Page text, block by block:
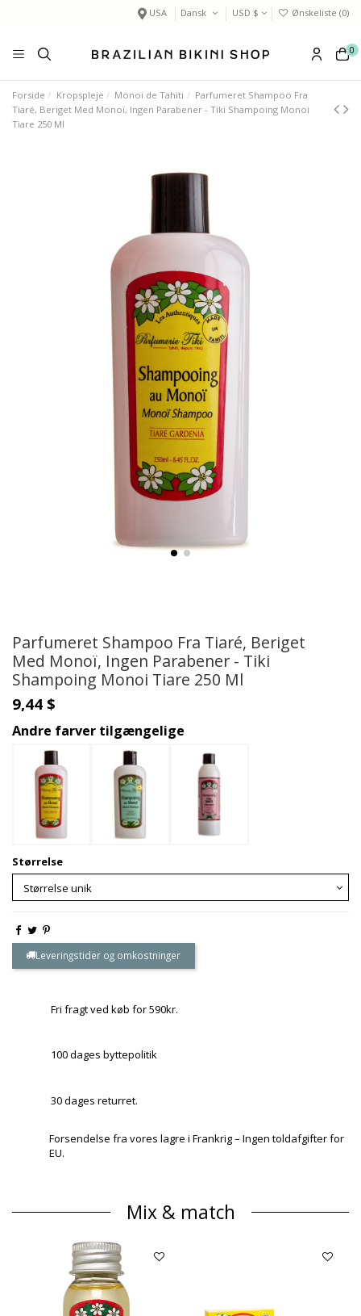
USA Dansk USD $ Ønskeliste (0)
0
Forside Kropspleje Monoi de Tahiti
Parfumeret Shampoo Fra
Tiaré, Beriget Med Monoï, Ingen Parabener - Tiki Shampoing Monoi
Tiare 250 Ml
Parfumeret Shampoo Fra Tiaré, Beriget
Med Monoï, Ingen Parabener - Tiki
Shampoing Monoi Tiare 250 Ml
9,44 $
Andre farver tilgængelige
Størrelse
Leveringstider og omkostninger
Fri fragt ved køb for 590kr.
100 dages byttepolitik
30 dages returret.
Forsendelse fra vores lagre i Frankrig – Ingen toldafgifter for
EU.
Mix & match